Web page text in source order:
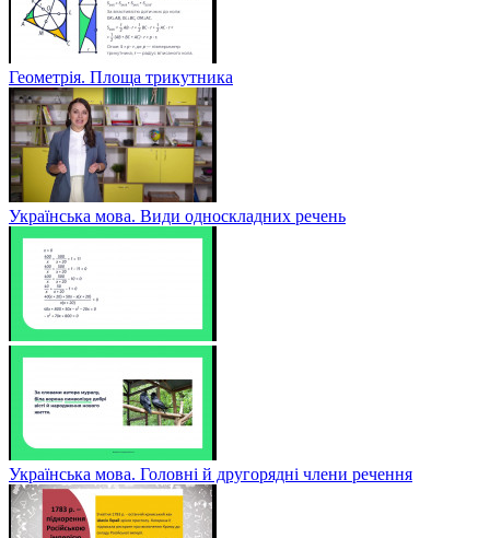
Геометрія. Площа трикутника
Українська мова. Види односкладних речень
Українська мова. Головні й другорядні члени речення